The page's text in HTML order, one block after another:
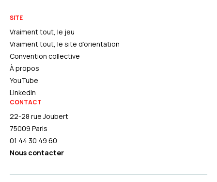
SITE
Vraiment tout, le jeu
Vraiment tout, le site d’orientation
Convention collective
À propos
YouTube
LinkedIn
CONTACT
22-28 rue Joubert
75009 Paris
01 44 30 49 60
Nous contacter